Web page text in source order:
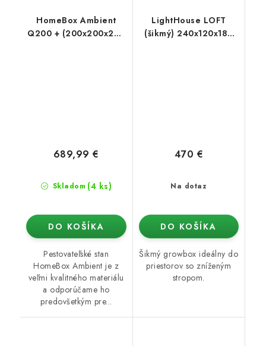
HomeBox Ambient
Q200 + (200x200x220
Skladom (4 ks)
689,99 €
DO KOŠÍKA
Pestovateľské stan
HomeBox Ambient je z
veľmi kvalitného materiálu
a odporúčame ho
predovšetkým pre...
LightHouse LOFT
(šikmý) 240x120x180
Na dotaz
470 €
DO KOŠÍKA
Šikmý growbox ideálny do
priestorov so zníženým
stropom.